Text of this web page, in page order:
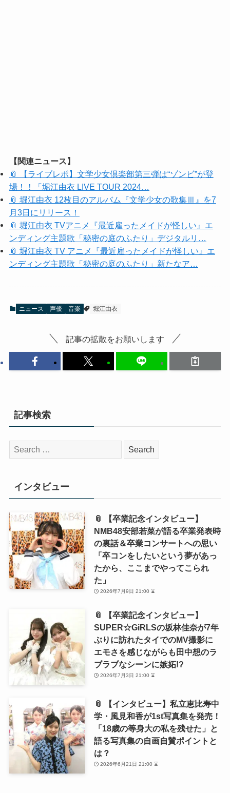
【関連ニュース】
📎 【ライブレポ】文学少女倶楽部第三弾は“ゾンビ”が登
場！！「堀江由衣 LIVE TOUR 2024…
📎 堀江由衣 12枚目のアルバム『文学少女の歌集Ⅲ』を7
月3日にリリース！
📎 堀江由衣 TVアニメ『最近雇ったメイドが怪しい』エ
ンディング主題歌「秘密の庭のふたり」デジタルリ…
📎 堀江由衣 TV アニメ『最近雇ったメイドが怪しい』エ
ンディング主題歌「秘密の庭のふたり」新たなア…
ニュース 声優 音楽 堀江由衣
記事の拡散をお願いします
記事検索
検
索:
インタビュー
📎 【卒業記念インタビュー】
NMB48安部若菜が語る卒業発表時
の裏話＆卒業コンサートへの思い
「卒コンをしたいという夢があっ
たから、ここまでやってこられ
た」
2026年7月9日 21:00 ⌛
📎 【卒業記念インタビュー】
SUPER☆GiRLSの坂林佳奈が7年
ぶりに訪れたタイでのMV撮影に
エモさを感じながらも田中想のラ
ブラブなシーンに嫉妬!?
2026年7月3日 21:00 ⌛
📎 【インタビュー】私立恵比寿中
学・風見和香が1st写真集を発売！
「18歳の等身大の私を残せた」と
語る写真集の自画自賛ポイントと
は？
2026年6月21日 21:00 ⌛